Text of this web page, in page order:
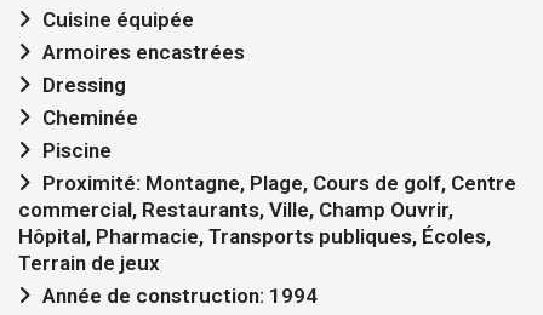
Cuisine équipée
Armoires encastrées
Dressing
Cheminée
Piscine
commercial, Restaurants, Ville, Champ Ouvrir,
Hôpital, Pharmacie, Transports publiques, Écoles,
Terrain de jeux
Année de construction: 1994